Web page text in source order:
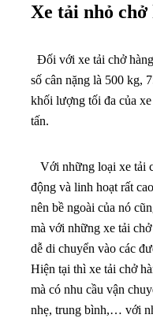
Xe tải nhỏ chở
Đối với xe tải chở
số cân nặng là 500 kg,
khối lượng tối đa của
tấn.
Với những loại xe tải
động và linh hoạt rất
nên bề ngoài của nó
mà với những xe tải
dễ di chuyển vào các
Hiện tại thì xe tải chở
mà có nhu cầu vận
nhẹ, trung bình,… với